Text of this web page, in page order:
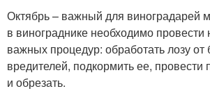
Октябрь – важный для виноградарей
в винограднике необходимо провести
важных процедур: обработать лозу от
вредителей, подкормить ее, провести
и обрезать.